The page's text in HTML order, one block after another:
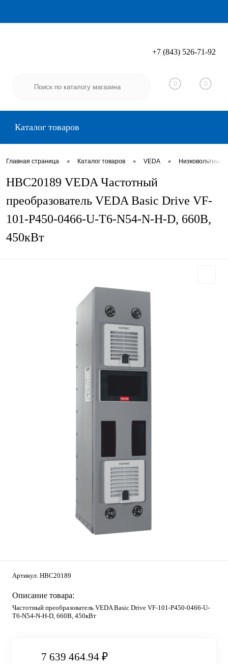
Вход Регистрация
+7 (843) 526-71-92
0 0
Каталог товаров
Главная страница • Каталог товаров • VEDA •
HBC20189 VEDA Частотный
преобразователь VEDA Basic Drive VF-
101-P450-0466-U-T6-N54-N-H-D, 660В,
450кВт
Артикул: HBC20189
Описание товара:
Частотный преобразователь VEDA Basic Drive VF-101-P450-0466-U-
T6-N54-N-H-D, 660В, 450кВт
7 639 464.94 ₽